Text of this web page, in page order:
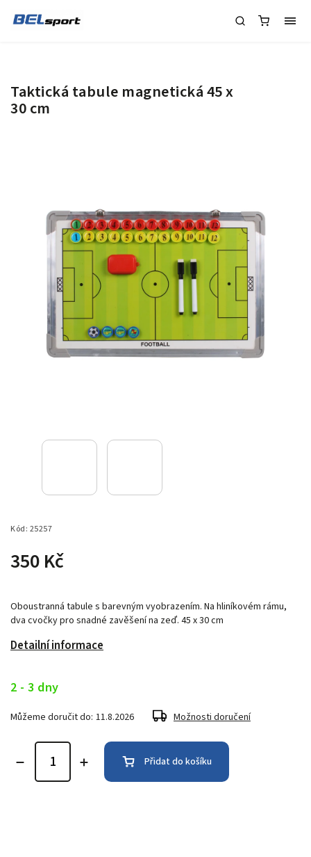
Taktická tabule magnetická 45 x
30 cm
Kód: 25257
350 Kč
Oboustranná tabule s barevným vyobrazením. Na hliníkovém rámu,
dva cvočky pro snadné zavěšení na zeď. 45 x 30 cm
Detailní informace
2 - 3 dny
Můžeme doručit do: 11.8.2026 Možnosti doručení
Přidat do košíku